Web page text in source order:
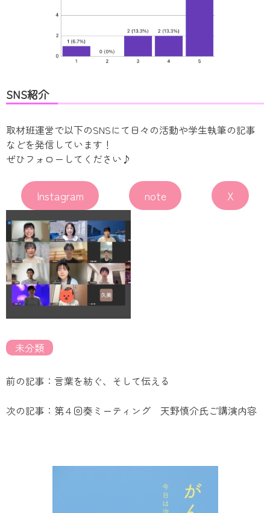
SNS紹介
取材班運営で以下のSNSにて日々の活動や学生執筆の記事
などを発信しています！
ぜひフォローしてください♪
Instagram note X
未分類
前の記事：言葉を紡ぐ、そして伝える
次の記事：第４回奏ミーティング 天野慎介氏ご講演内容